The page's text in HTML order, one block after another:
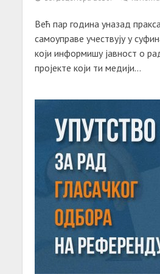
Већ пар година уназад
самоуправе учествују у
који информишу јавност о
пројекте који ти медији...